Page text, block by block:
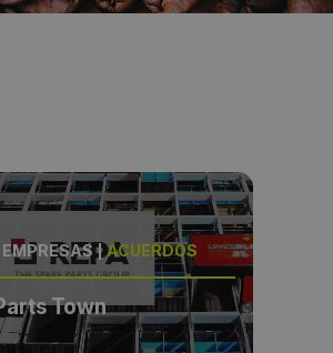
|ACUERDOS
Town